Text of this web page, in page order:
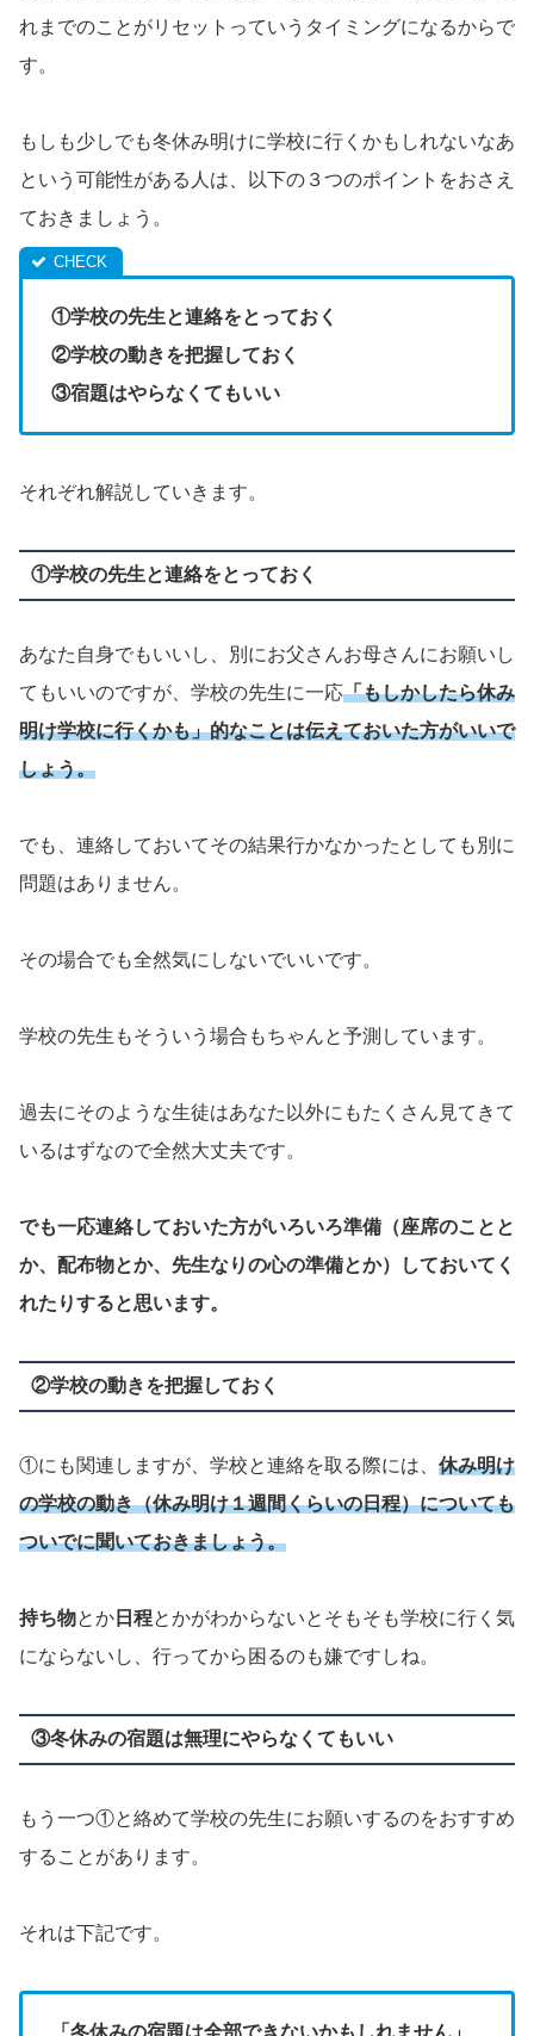
れまでのことがリセットっていうタイミングになるからで
す。
もしも少しでも冬休み明けに学校に行くかもしれないなあ
という可能性がある人は、以下の３つのポイントをおさえ
ておきましょう。
①学校の先生と連絡をとっておく
②学校の動きを把握しておく
③宿題はやらなくてもいい
それぞれ解説していきます。
①学校の先生と連絡をとっておく
あなた自身でもいいし、別にお父さんお母さんにお願いし
てもいいのですが、学校の先生に一応「もしかしたら休み
明け学校に行くかも」的なことは伝えておいた方がいいで
しょう。
でも、連絡しておいてその結果行かなかったとしても別に
問題はありません。
その場合でも全然気にしないでいいです。
学校の先生もそういう場合もちゃんと予測しています。
過去にそのような生徒はあなた以外にもたくさん見てきて
いるはずなので全然大丈夫です。
でも一応連絡しておいた方がいろいろ準備（座席のことと
か、配布物とか、先生なりの心の準備とか）しておいてく
れたりすると思います。
②学校の動きを把握しておく
①にも関連しますが、学校と連絡を取る際には、 休み明け
の学校の動き（休み明け１週間くらいの日程）についても
ついでに聞いておきましょう。
持ち物とか 日程とかがわからないとそもそも学校に行く気
にならないし、行ってから困るのも嫌ですしね。
③冬休みの宿題は無理にやらなくてもいい
もう一つ①と絡めて学校の先生にお願いするのをおすすめ
することがあります。
それは下記です。
「冬休みの宿題は全部できないかもしれません」